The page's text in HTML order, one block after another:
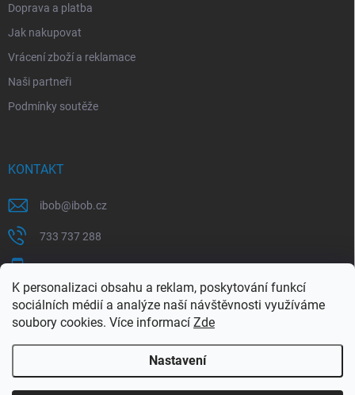
K personalizaci obsahu a reklam, poskytování funkcí
sociálních médií a analýze naší návštěvnosti využíváme
soubory cookies. Více informací Zde
Nastavení
Doprava a platba
Jak nakupovat
Vrácení zboží a reklamace
Naši partneři
Podmínky soutěže
KONTAKT
ibob@ibob.cz
733 737 288
607 069 561
Sledujte nás na Facebooku !
ibob_s.r.o/
Copyright 2026ibob s.r.o.. Všechna práva vyhrazena.Upravit nastavení